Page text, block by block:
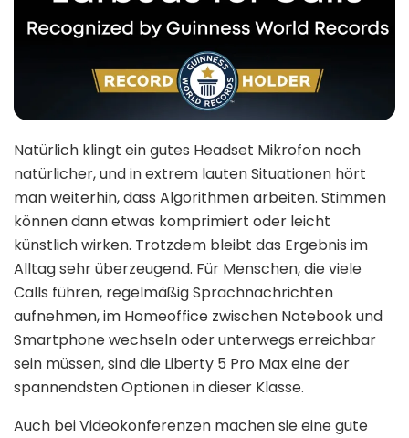
Natürlich klingt ein gutes Headset Mikrofon noch
natürlicher, und in extrem lauten Situationen hört
man weiterhin, dass Algorithmen arbeiten. Stimmen
können dann etwas komprimiert oder leicht
künstlich wirken. Trotzdem bleibt das Ergebnis im
Alltag sehr überzeugend. Für Menschen, die viele
Calls führen, regelmäßig Sprachnachrichten
aufnehmen, im Homeoffice zwischen Notebook und
Smartphone wechseln oder unterwegs erreichbar
sein müssen, sind die Liberty 5 Pro Max eine der
spannendsten Optionen in dieser Klasse.
Auch bei Videokonferenzen machen sie eine gute